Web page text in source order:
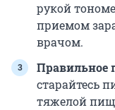
рукой
приемом
врачом.
Правильное
старайтесь
тяжелой